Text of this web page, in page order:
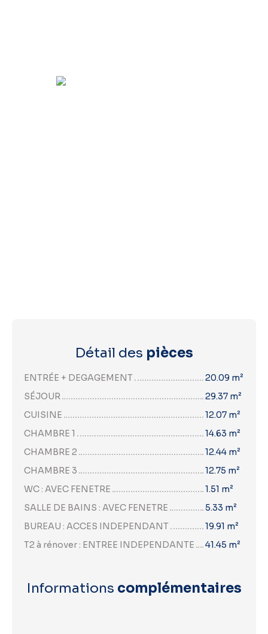
Détail des pièces
ENTRÉE + DEGAGEMENT
20.09 m²
SÉJOUR
29.37 m²
CUISINE
12.07 m²
CHAMBRE 1
14.63 m²
CHAMBRE 2
12.44 m²
CHAMBRE 3
12.75 m²
WC : AVEC FENETRE
1.51 m²
SALLE DE BAINS : AVEC FENETRE
5.33 m²
BUREAU : ACCES INDEPENDANT
19.91 m²
T2 à rénover : ENTREE INDEPENDANTE
41.45 m²
Informations complémentaires